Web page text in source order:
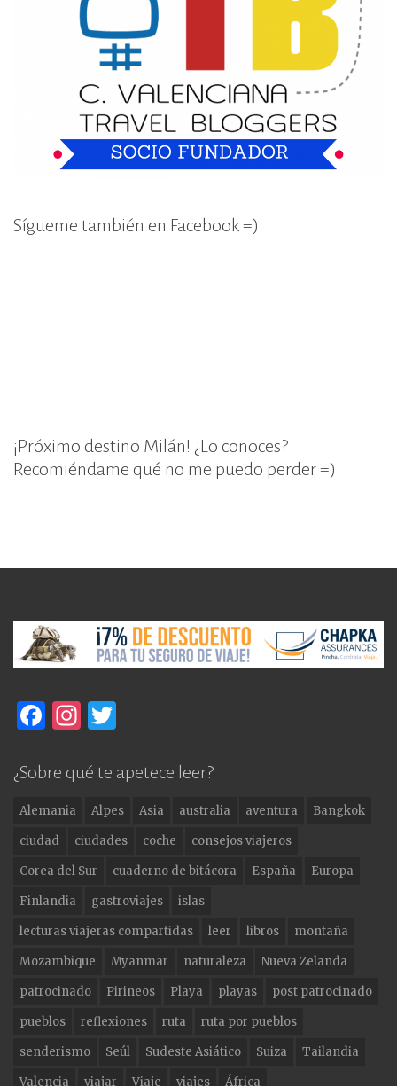
Sígueme también en Facebook =)
¡Próximo destino Milán! ¿Lo conoces?
Recomiéndame qué no me puedo perder =)
F
c
e
b
o
o
k
In
a
g
ra
m
it
te
r
¿Sobre qué te apetece leer?
Alemania Alpes Asia australia aventura
Bangkok
ciudad
ciudades coche
consejos viajeros
Corea del Sur
cuaderno de bitácora España
Europa
Finlandia
gastroviajes
islas
lecturas viajeras compartidas
leer libros
montaña
Mozambique
Myanmar naturaleza
Nueva Zelanda
patrocinado
Pirineos Playa playas
post patrocinado
pueblos
reflexiones ruta
ruta por pueblos
senderismo
Seúl Sudeste Asiático Suiza
Tailandia
Valencia
viajar Viaje viajes África